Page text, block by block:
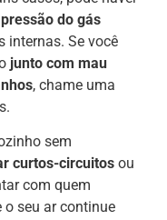
do gás
internas. Se você
junto com mau
, chame uma
sem
curtos-circuitos ou
com quem
o seu ar continue